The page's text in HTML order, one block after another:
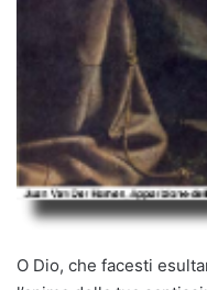
O Dio, che facesti